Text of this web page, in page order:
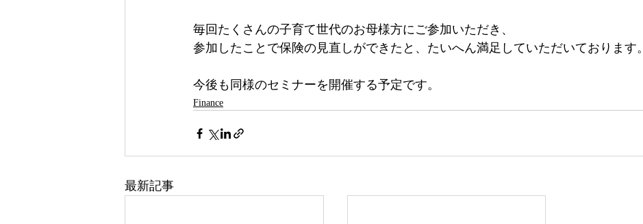
毎回たくさんの子育て世代のお母様方にご参加いただき、
参加したことで保険の見直しができたと、たいへん満足していただいております。
今後も同様のセミナーを開催する予定です。
Finance
最新記事